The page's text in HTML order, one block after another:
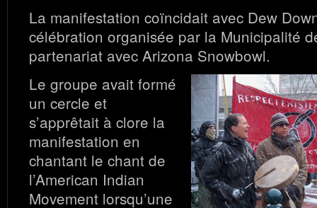
La manifestation coïncidait avec Dew
célébration organisée par la Municipalité
partenariat avec Arizona Snowbowl.
Le groupe avait formé
un cercle et
s’apprêtait à clore la
manifestation en
chantant le chant de
l’American Indian
Movement lorsqu’une